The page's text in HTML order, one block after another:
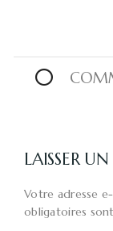
0
LAISSER
Votre adresse
obligatoires